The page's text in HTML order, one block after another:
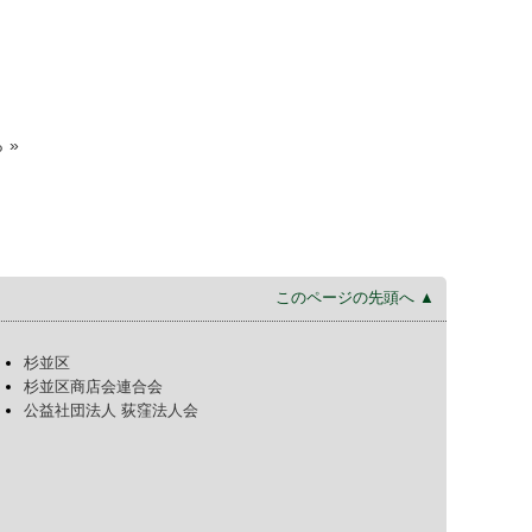
»
このページの先頭へ ▲
杉並区
杉並区商店会連合会
公益社団法人 荻窪法人会